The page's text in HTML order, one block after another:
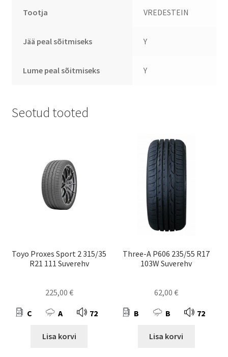
Tootja VREDESTEIN
Jää peal sõitmiseks Y
Lume peal sõitmiseks Y
Seotud tooted
Toyo Proxes Sport 2 315/35
R21 111 Suverehv
225,00 €
C A 72
Lisa korvi
Three-A P606 235/55 R17
103W Suverehv
62,00€
B B 72
Lisa korvi